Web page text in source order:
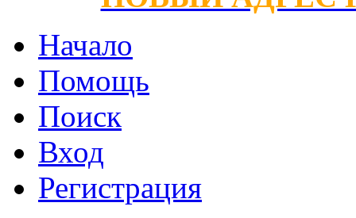
Начало
Помощь
Поиск
Вход
Регистрация